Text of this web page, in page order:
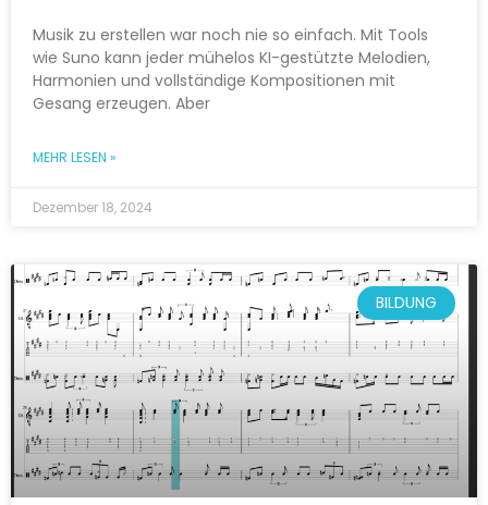
Musik zu erstellen war noch nie so einfach. Mit Tools
wie Suno kann jeder mühelos KI-gestützte Melodien,
Harmonien und vollständige Kompositionen mit
Gesang erzeugen. Aber
MEHR LESEN »
Dezember 18, 2024
BILDUNG